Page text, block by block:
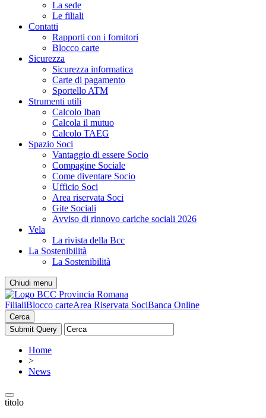
La sede
Le filiali
Contatti
Rapporti con i fornitori
Blocco carte
Sicurezza
Sicurezza informatica
Carte di pagamento
Sportello ATM
Strumenti utili
Calcolo Iban
Calcola il mutuo
Calcolo TAEG
Spazio Soci
Vantaggio di essere Socio
Compagine Sociale
Come diventare Socio
Ufficio Soci
Area riservata Soci
Gite Sociali
Avviso di rinnovo cariche sociali 2026
Vela
La rivista della Bcc
La Sostenibilità
La Sostenibilità
Chiudi menu
FilialiBlocco carteArea Riservata SociBanca Online
Cerca
Home
>
News
titolo